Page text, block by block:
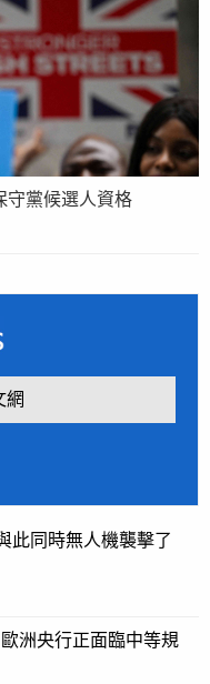
守黨候選人資格
網
此同時無人機襲擊了
洲央行正面臨中等規